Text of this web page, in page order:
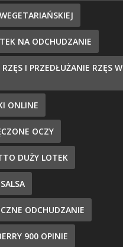
NA ODCHUDZANIE
I PRZEDŁUŻANIE RZĘS W
ONLINE
OCZY
DUŻY LOTEK
ODCHUDZANIE
900 OPINIE